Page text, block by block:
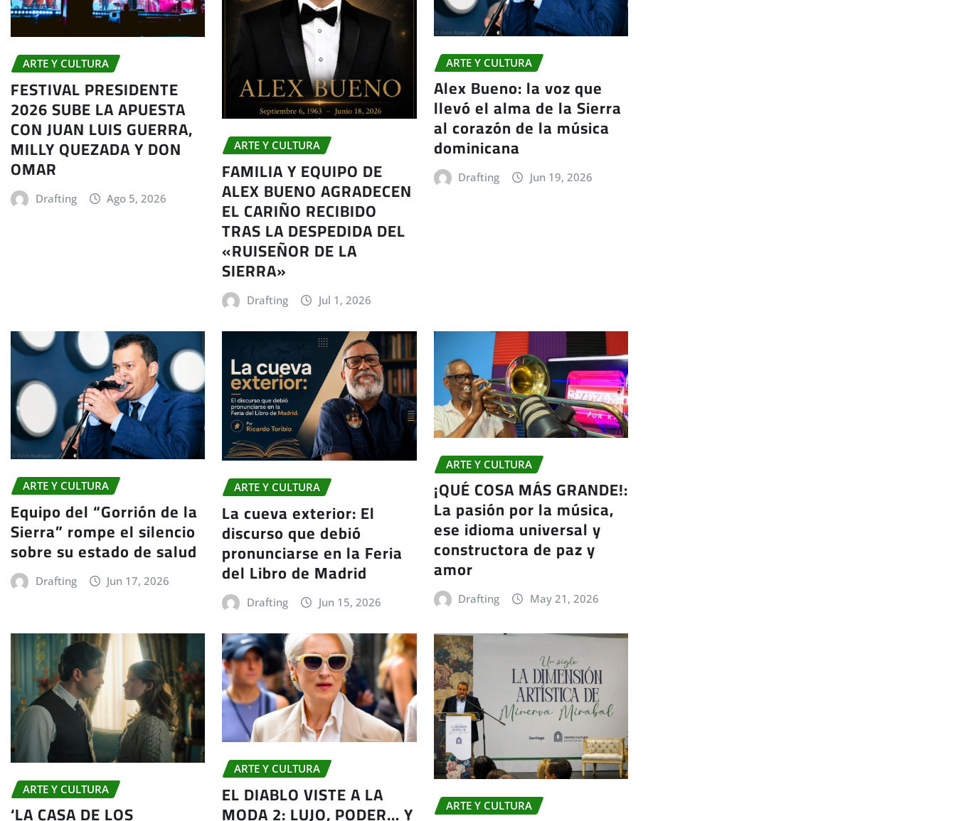
ARTE Y CULTURA
FESTIVAL PRESIDENTE
2026 SUBE LA APUESTA
CON JUAN LUIS GUERRA,
MILLY QUEZADA Y DON
OMAR
Drafting Ago 5, 2026
ARTE Y CULTURA
FAMILIA Y EQUIPO DE
ALEX BUENO AGRADECEN
EL CARIÑO RECIBIDO
TRAS LA DESPEDIDA DEL
«RUISEÑOR DE LA
SIERRA»
Drafting Jul 1, 2026
ARTE Y CULTURA
Alex Bueno: la voz que
llevó el alma de la Sierra
al corazón de la música
dominicana
Drafting Jun 19, 2026
ARTE Y CULTURA
Equipo del “Gorrión de la
Sierra” rompe el silencio
sobre su estado de salud
Drafting Jun 17, 2026
ARTE Y CULTURA
La cueva exterior: El
discurso que debió
pronunciarse en la Feria
del Libro de Madrid
Drafting Jun 15, 2026
ARTE Y CULTURA
¡QUÉ COSA MÁS GRANDE!:
La pasión por la música,
ese idioma universal y
constructora de paz y
amor
Drafting May 21, 2026
ARTE Y CULTURA
‘LA CASA DE LOS
ARTE Y CULTURA
EL DIABLO VISTE A LA
MODA 2: LUJO, PODER… Y ARTE Y CULTURA